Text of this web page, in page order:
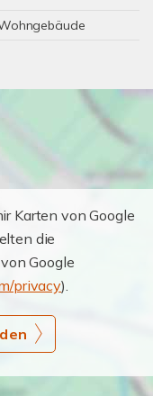
Karten von Google
die
Google
privacy).